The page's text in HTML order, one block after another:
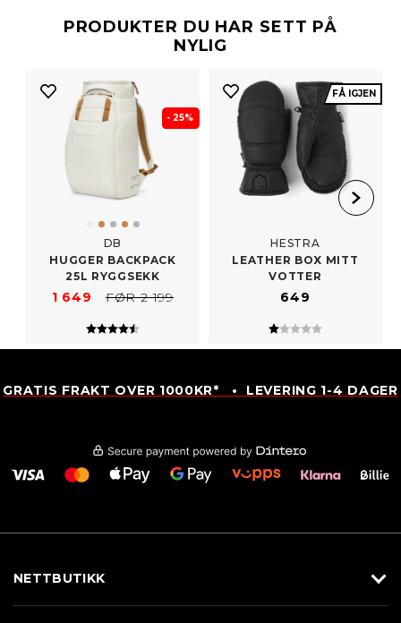
PRODUKTER DU HAR SETT PÅ
NYLIG
- 25%
DB
HUGGER BACKPACK
25L RYGGSEKK
1 649 FØR 2 199
Karakter:
4.8 av 5 mulige
FÅ IGJEN
HESTRA
LEATHER BOX MITT
VOTTER
649
Karakter:
1.0 av 5 mulige
GRATIS FRAKT OVER 1000KR* • LEVERING 1-4 DAGER
NETTBUTIKK